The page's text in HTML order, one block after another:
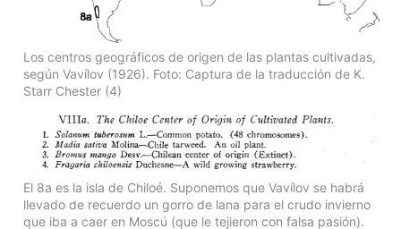
Los centros geográficos de origen de las plantas cultivadas,
según Vavílov (1926). Foto: Captura de la traducción de K.
Starr Chester (4)
El 8a es la isla de Chiloé. Suponemos que Vavílov se habrá
llevado de recuerdo un gorro de lana para el crudo invierno
que iba a caer en Moscú (que le tejieron con falsa pasión).